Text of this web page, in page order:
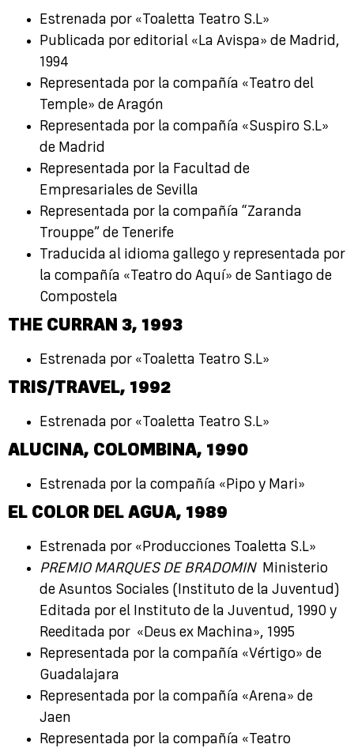
Estrenada por «Toaletta Teatro S.L»
Publicada por editorial «La Avispa» de Madrid,
1994
Representada por la compañía «Teatro del
Temple» de Aragón
Representada por la compañía «Suspiro S.L»
de Madrid
Representada por la Facultad de
Empresariales de Sevilla
Representada por la compañía “Zaranda
Trouppe” de Tenerife
Traducida al idioma gallego y representada por
la compañía «Teatro do Aquí» de Santiago de
Compostela
THE CURRAN 3, 1993
Estrenada por «Toaletta Teatro S.L»
TRIS/TRAVEL, 1992
Estrenada por «Toaletta Teatro S.L»
ALUCINA, COLOMBINA, 1990
Estrenada por la compañía «Pipo y Mari»
EL COLOR DEL AGUA, 1989
Estrenada por «Producciones Toaletta S.L»
PREMIO MARQUES DE BRADOMINMinisterio
de Asuntos Sociales (Instituto de la Juventud)
Editada por el Instituto de la Juventud, 1990 y
Reeditada por «Deus ex Machina», 1995
Representada por la compañía «Vértigo» de
Guadalajara
Representada por la compañía «Arena» de
Jaen
Representada por la compañía «Teatro